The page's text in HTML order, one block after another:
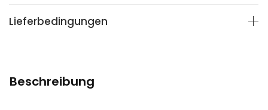
Lieferbedingungen
Beschreibung